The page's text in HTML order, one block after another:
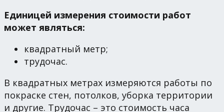
Единицей измерения стоимости работ
может являться:
квадратный метр;
трудочас.
В квадратных метрах измеряются работы по
покраске стен, потолков, уборка территории
и другие. Трудочас – это стоимость часа